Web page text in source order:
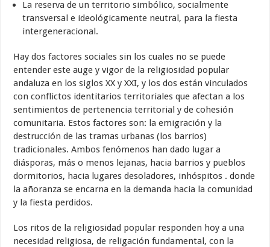
La reserva de un territorio simbólico, socialmente
transversal e ideológicamente neutral, para la fiesta
intergeneracional.
Hay dos factores sociales sin los cuales no se puede
entender este auge y vigor de la religiosidad popular
andaluza en los siglos XX y XXI, y los dos están vinculados
con conflictos identitarios territoriales que afectan a los
sentimientos de pertenencia territorial y de cohesión
comunitaria. Estos factores son: la emigración y la
destrucción de las tramas urbanas (los barrios)
tradicionales. Ambos fenómenos han dado lugar a
diásporas, más o menos lejanas, hacia barrios y pueblos
dormitorios, hacia lugares desoladores, inhóspitos . donde
la añoranza se encarna en la demanda hacia la comunidad
y la fiesta perdidos.
Los ritos de la religiosidad popular responden hoy a una
necesidad religiosa, de religación fundamental, con la